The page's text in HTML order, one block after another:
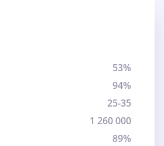
53%
94%
25-35
1 260 000
89%